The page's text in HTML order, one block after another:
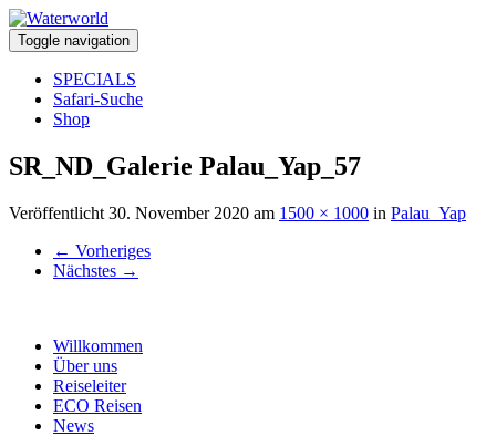
Toggle navigation
SPECIALS
Safari-Suche
Shop
SR_ND_Galerie Palau_Yap_57
Veröffentlicht 30. November 2020 am 1500 × 1000 in Palau_Yap
← Vorheriges
Nächstes →
Willkommen
Über uns
Reiseleiter
ECO Reisen
News